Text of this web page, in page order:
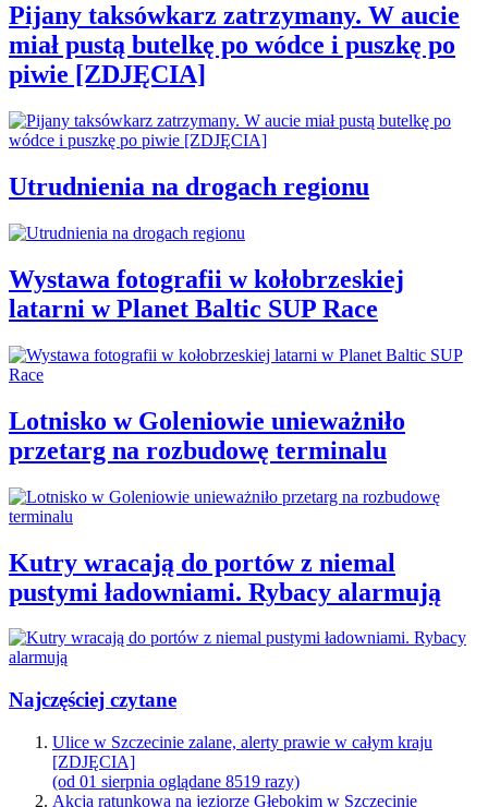
Pijany taksówkarz zatrzymany. W aucie
miał pustą butelkę po wódce i puszkę po
piwie [ZDJĘCIA]
Utrudnienia na drogach regionu
Wystawa fotografii w kołobrzeskiej
latarni w Planet Baltic SUP Race
Lotnisko w Goleniowie unieważniło
przetarg na rozbudowę terminalu
Kutry wracają do portów z niemal
pustymi ładowniami. Rybacy alarmują
Najczęściej czytane
Ulice w Szczecinie zalane, alerty prawie w całym kraju
[ZDJĘCIA]
(od 01 sierpnia oglądane 8519 razy)
Akcja ratunkowa na jeziorze Głębokim w Szczecinie